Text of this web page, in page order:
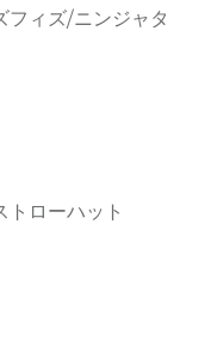
ィズ/ニンジャタ
ローハット